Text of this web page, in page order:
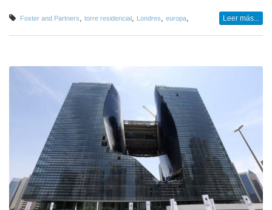
Foster and Partners, torre residencial, Londres, europa, Leer más...